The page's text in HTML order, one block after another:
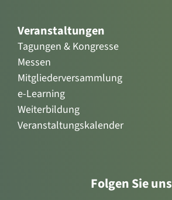
Veranstaltungen
Tagungen & Kongresse
Messen
Mitgliederversammlung
e-Learning
Weiterbildung
Veranstaltungskalender
Folgen Sie uns